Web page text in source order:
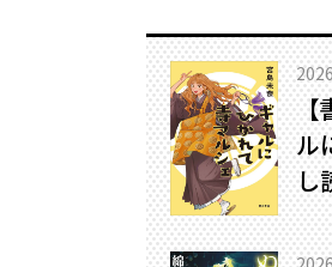
【
ル
し